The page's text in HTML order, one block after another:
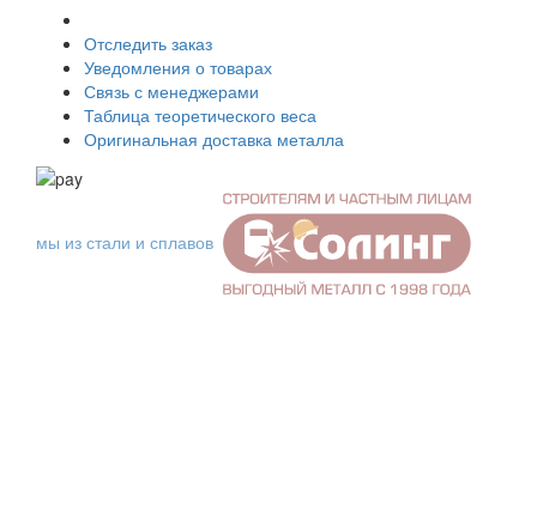
Отследить заказ
Уведомления о товарах
Связь с менеджерами
Таблица теоретического веса
Оригинальная доставка металла
мы из стали и сплавов